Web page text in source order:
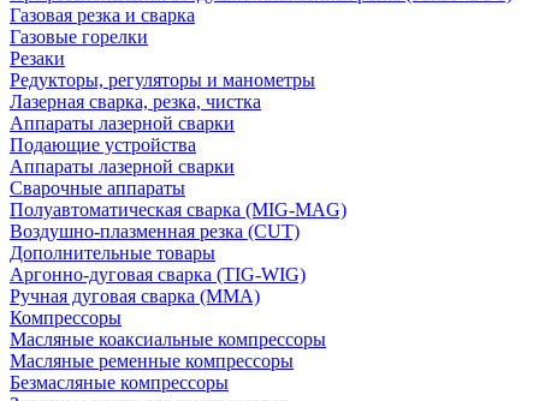
Газовая резка и сварка
Газовые горелки
Резаки
Редукторы, регуляторы и манометры
Лазерная сварка, резка, чистка
Аппараты лазерной сварки
Подающие устройства
Аппараты лазерной сварки
Сварочные аппараты
Полуавтоматическая сварка (MIG-MAG)
Воздушно-плазменная резка (CUT)
Дополнительные товары
Аргонно-дуговая сварка (TIG-WIG)
Ручная дуговая сварка (MMA)
Компрессоры
Масляные коаксиальные компрессоры
Масляные ременные компрессоры
Безмасляные компрессоры